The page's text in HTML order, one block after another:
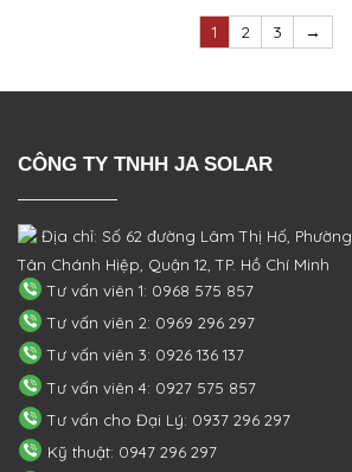
1 2 3 →
CÔNG TY TNHH JA SOLAR
Địa chỉ: Số 62 đường Lâm Thị Hố, Phường
Tân Chánh Hiệp, Quận 12, TP. Hồ Chí Minh
Tư vấn viên 1: 0968 575 857
Tư vấn viên 2: 0969 296 297
Tư vấn viên 3: 0926 136 137
Tư vấn viên 4: 0927 575 857
Tư vấn cho Đại Lý: 0937 296 297
Kỹ thuật: 0947 296 297